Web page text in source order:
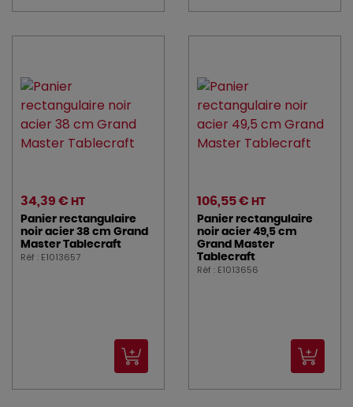
34,39 € HT
Panier rectangulaire
noir acier 38 cm Grand
Master Tablecraft
Réf : E1013657
106,55 € HT
Panier rectangulaire
noir acier 49,5 cm
Grand Master
Tablecraft
Réf : E1013656